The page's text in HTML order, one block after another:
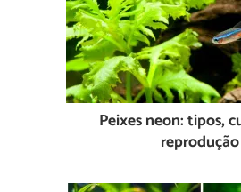
Peixes neon: tipos,
reprodução